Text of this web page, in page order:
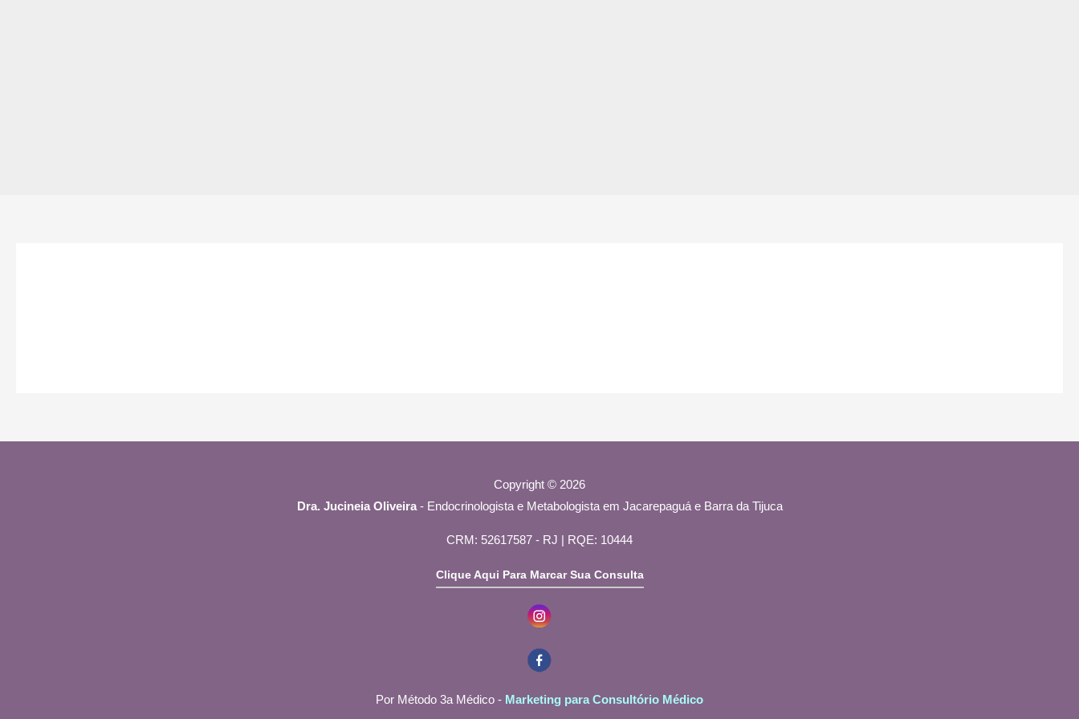
Copyright © 2026
Dra. Jucineia Oliveira - Endocrinologista e Metabologista em Jacarepaguá e Barra da Tijuca
CRM: 52617587 - RJ | RQE: 10444
Clique Aqui Para Marcar Sua Consulta
Por Método 3a Médico - Marketing para Consultório Médico